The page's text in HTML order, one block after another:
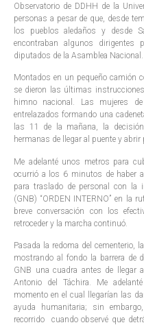
Observatorio de DDHH de la
personas a pesar de que, desde
los pueblos aledaños y desde
encontraban algunos
diputados de la Asamblea Nacional.
Montados en un pequeño camión
se dieron las últimas
himno nacional. Las mujeres
entrelazados formando una
las 11 de la mañana, la
hermanas de llegar al puente y
Me adelanté unos metros para
ocurrió a los 6 minutos de haber
para traslado de personal con la
(GNB) “ORDEN INTERNO” en la
breve conversación con los
retroceder y la marcha continuó.
Pasada la redoma del cementerio,
mostrando al fondo la barrera de
GNB una cuadra antes de llegar
Antonio del Táchira. Me
momento en el cual llegarían las
ayuda humanitaria; sin
recorrido cuando observé que